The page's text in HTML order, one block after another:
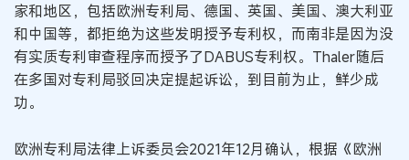
家和地区，包括欧洲专利局、德国、英国、美国、澳大利亚
和中国等，都拒绝为这些发明授予专利权，而南非是因为没
有实质专利审查程序而授予了DABUS专利权。Thaler随后
在多国对专利局驳回决定提起诉讼，到目前为止，鲜少成
功。
欧洲专利局法律上诉委员会2021年12月确认，根据《欧洲